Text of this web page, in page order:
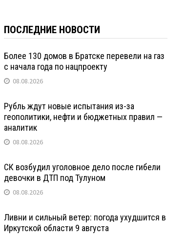
ПОСЛЕДНИЕ НОВОСТИ
Более 130 домов в Братске перевели на газ
с начала года по нацпроекту
08.08.2026
Рубль ждут новые испытания из-за
геополитики, нефти и бюджетных правил —
аналитик
08.08.2026
СК возбудил уголовное дело после гибели
девочки в ДТП под Тулуном
08.08.2026
Ливни и сильный ветер: погода ухудшится в
Иркутской области 9 августа